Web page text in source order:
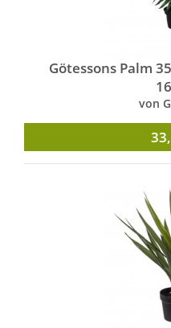
Götessons Palm
von